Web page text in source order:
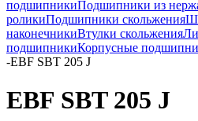
подшипникиПодшипники из
роликиПодшипники скольжения
наконечникиВтулки скольжения
подшипникиКорпусные
-EBF SBT 205 J
EBF SBT 205 J